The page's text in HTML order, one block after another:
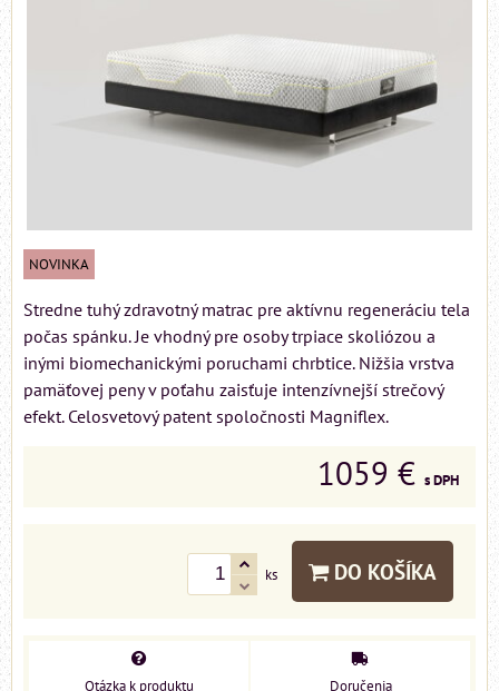
NOVINKA
Stredne tuhý zdravotný matrac pre aktívnu regeneráciu tela
počas spánku. Je vhodný pre osoby trpiace skoliózou a
inými biomechanickými poruchami chrbtice. Nižšia vrstva
pamäťovej peny v poťahu zaisťuje intenzívnejší strečový
efekt. Celosvetový patent spoločnosti Magniflex.
1059 € s DPH
ks DO KOŠÍKA
Otázka k produktu Doručenia